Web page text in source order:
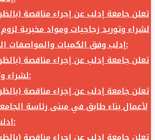
تعلن جامعة إدلب عن إجراء مناقصة
لشراء وتوريد زجاجيات ومواد مخبرية
إدلب وفق الكميات والمواصفات المحددة أدناه:
تعلن جامعة إدلب عن إجراء مناقصة
لشراء وتوريد ما يلي:
تعلن جامعة إدلب عن إجراء مناقصة
لأعمال بناء طابق في مبنى رئاسة
ادلب وفق الآتي: